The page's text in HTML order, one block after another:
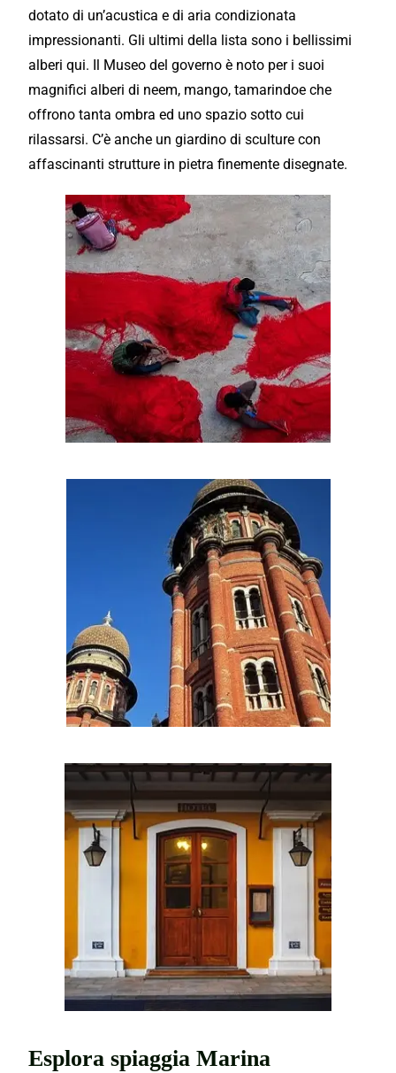
dotato di un’acustica e di aria condizionata
impressionanti. Gli ultimi della lista sono i bellissimi
alberi qui. Il Museo del governo è noto per i suoi
magnifici alberi di neem, mango, tamarindoe che
offrono tanta ombra ed uno spazio sotto cui
rilassarsi. C’è anche un giardino di sculture con
affascinanti strutture in pietra finemente disegnate.
Esplora spiaggia Marina